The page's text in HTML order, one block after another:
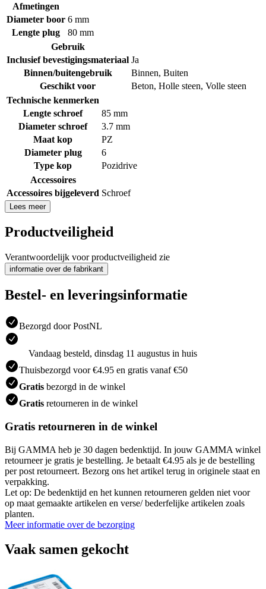
Afmetingen
Diameter boor 6 mm
Lengte plug
80 mm
Gebruik
Inclusief bevestigingsmateriaal Ja
Binnen/buitengebruik
Binnen, Buiten
Geschikt voor
Beton, Holle steen, Volle steen
Technische kenmerken
Lengte schroef
85 mm
Diameter schroef
3.7 mm
Maat kop
PZ
Diameter plug
6
Type kop
Pozidrive
Accessoires
Accessoires bijgeleverd Schroef
Lees meer
Productveiligheid
Verantwoordelijk voor productveiligheid zie
informatie over de fabrikant
Bestel- en leveringsinformatie
Bezorgd door PostNL
Vandaag besteld, dinsdag 11 augustus in huis
Thuisbezorgd voor €4.95 en gratis vanaf €50
Gratis bezorgd in de winkel
Gratis retourneren in de winkel
Gratis retourneren in de winkel
Bij GAMMA heb je 30 dagen bedenktijd. In jouw GAMMA winkel
retourneer je gratis je bestelling. Je betaalt €4.95 als je de bestelling
per post retourneert. Bezorg ons het artikel terug in originele staat en
verpakking.
Let op: De bedenktijd en het kunnen retourneren gelden niet voor
op maat gemaakte artikelen en verse/ bederfelijke artikelen zoals
planten.
Meer informatie over de bezorging
Vaak samen gekocht